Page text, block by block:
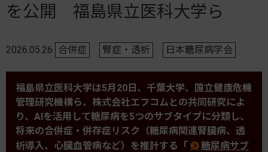
合併症 ガイドライン
を公開 福島県立医科大学ら
2026.05.26 合併症 腎症・透析 日本糖尿病学会
福島県立医科大学は5月20日、千葉大学、国立健康危機
管理研究機構ら、株式会社エフコムとの共同研究によ
り、AIを活用して糖尿病を5つのサブタイプに分類し、
将来の合併症・併存症リスク（糖尿病関連腎臓病、透
析導入、心臓血管病など）を推計する「
糖尿病サブ